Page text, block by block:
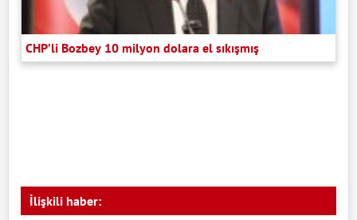
CHP’li Bozbey 10 milyon dolara el sıkışmış
İlişkili haber: